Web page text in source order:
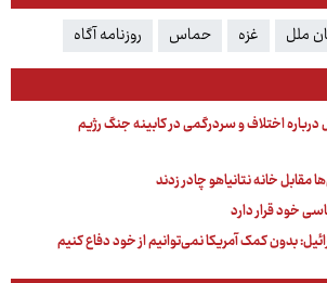
ملل غزه حماس روزنامه آگاه
اختلاف و سردرگمی در کابینه جنگ رژیم
مقابل خانه نتانیاهو چادر زدند
خود قرار دارد
بدون کمک آمریکا نمی‌توانیم از خود دفاع کنیم